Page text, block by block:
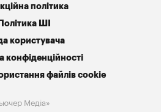
політика
Політика ШІ
користувача
конфіденційності
файлів cookie
Медiа»